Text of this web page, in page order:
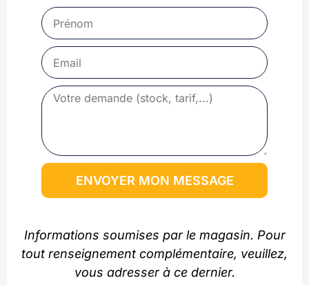
ENVOYER MON MESSAGE
Informations soumises par le magasin. Pour
tout renseignement complémentaire, veuillez,
vous adresser à ce dernier.